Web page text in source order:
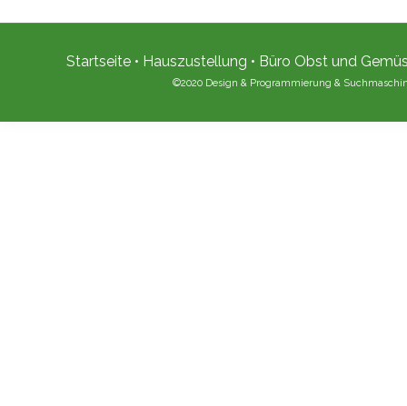
Startseite• Hauszustellung • Büro Obst und
©2020 Design & Programmierung &